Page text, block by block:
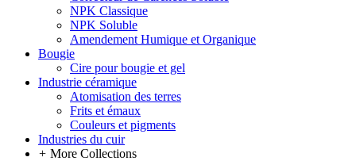
NPK Classique
NPK Soluble
Amendement Humique et Organique
Bougie
Cire pour bougie et gel
Industrie céramique
Atomisation des terres
Frits et émaux
Couleurs et pigments
Industries du cuir
+ More Collections